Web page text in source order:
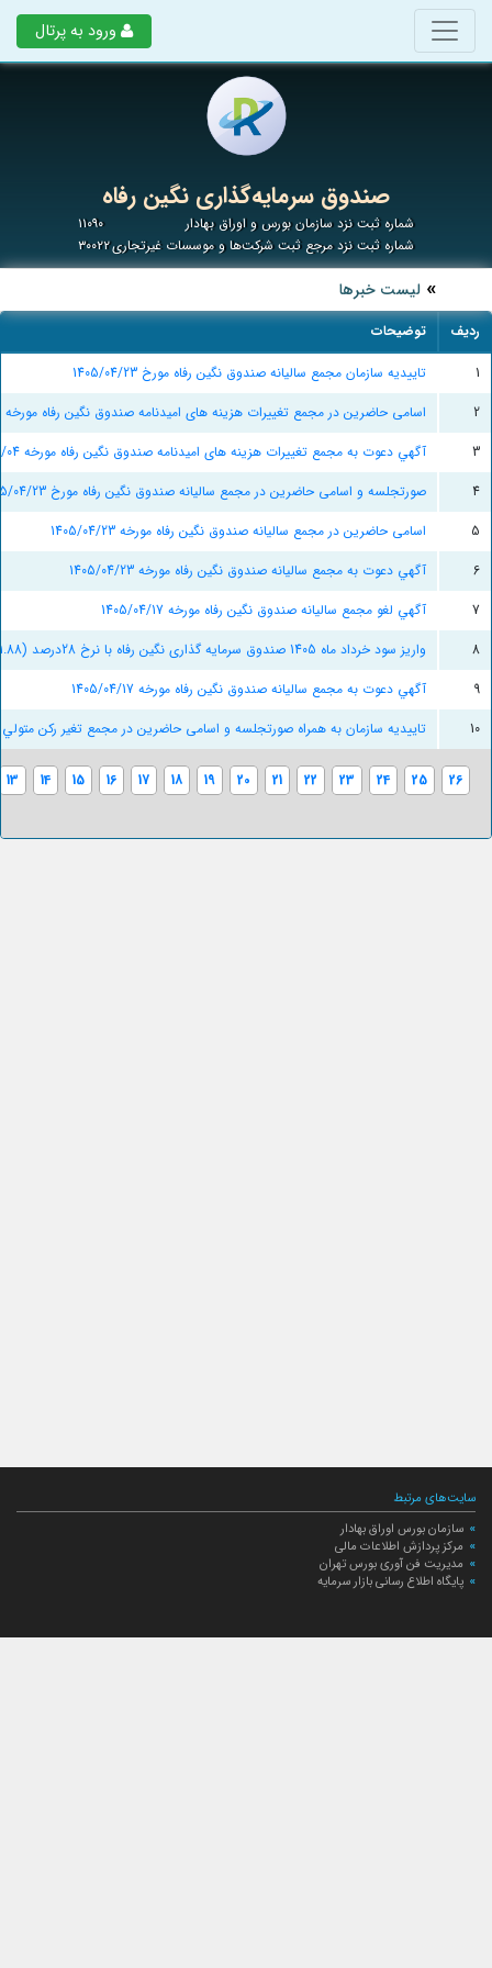
ورود به پرتال
صندوق سرمایه‌گذاری نگین رفاه
شماره ثبت نزد سازمان بورس و اوراق بهادار
۱۱۰۹۰
شماره ثبت نزد مرجع ثبت شرکت‌ها و موسسات غیرتجاری۳۰۰۲۲
لیست خبرها
ردیف
توضیحات
1
تاییدیه سازمان مجمع سالیانه صندوق نگین رفاه مورخ 1405/04/23
2
اسامی حاضرین در مجمع تغییرات هزینه های امیدنامه صندوق نگین رفاه مورخه 1405/05/04
3
آگهي دعوت به مجمع تغییرات هزینه های امیدنامه صندوق نگین رفاه مورخه 1405/05/04
4
صورتجلسه و اسامی حاضرین در مجمع سالیانه صندوق نگین رفاه مورخ 1405/04/23
5
اسامی حاضرین در مجمع سالیانه صندوق نگین رفاه مورخه 1405/04/23
6
آگهي دعوت به مجمع سالیانه صندوق نگین رفاه مورخه 1405/04/23
7
آگهي لغو مجمع سالیانه صندوق نگین رفاه مورخه 1405/04/17
8
واریز سود خرداد ماه 1405 صندوق سرمایه گذاری نگین رفاه با نرخ 28درصد (31.88 نرخ سود موثر)
9
آگهي دعوت به مجمع سالیانه صندوق نگین رفاه مورخه 1405/04/17
10
تاییدیه سازمان به همراه صورتجلسه و اسامی حاضرین در مجمع تغير رکن متولي صندوق
13 14 15 16 17 18 19 20 21 22 23 24 25 26
سایت‌های مرتبط
سازمان بورس اوراق بهادار
مرکز پردازش اطلاعات مالی
مدیریت فن آوری بورس تهران
پایگاه اطلاع رسانی بازار سرمایه
ارتباط با صندوق